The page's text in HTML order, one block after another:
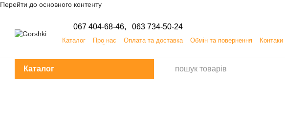
Перейти до основного контенту
067 404-68-46, 063 734-50-24
Каталог Про нас Оплата та доставка Обмін та повернення Контаки
Каталог